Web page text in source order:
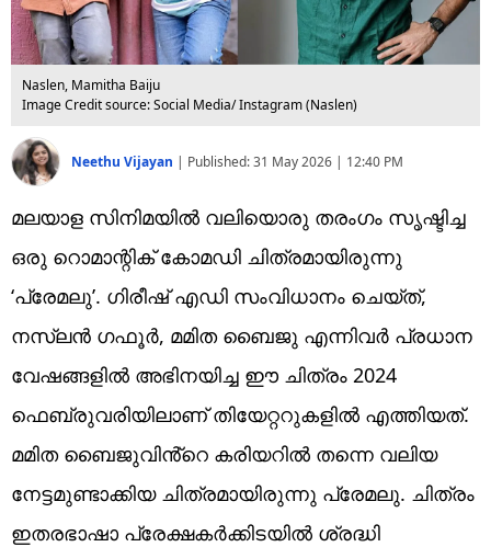
Naslen, Mamitha Baiju
Image Credit source: Social Media/ Instagram (Naslen)
Neethu Vijayan | Published:31 May 2026 | 12:40 PM
മലയാള സിനിമയിൽ വലിയൊരു തരംഗം സൃഷ്ടിച്ച
ഒരു റൊമാന്റിക് കോമഡി ചിത്രമായിരുന്നു
‘പ്രേമലു’. ഗിരീഷ് എഡി സംവിധാനം ചെയ്ത്,
നസ്‌ലൻ ഗഫൂർ, മമിത ബൈജു എന്നിവർ പ്രധാന
വേഷങ്ങളിൽ അഭിനയിച്ച ഈ ചിത്രം 2024
ഫെബ്രുവരിയിലാണ് തിയേറ്ററുകളിൽ എത്തിയത്.
മമിത ബൈജുവിൻ്റെ കരിയറിൽ തന്നെ വലിയ
നേട്ടമുണ്ടാക്കിയ ചിത്രമായിരുന്നു പ്രേമലു. ചിത്രം
ഇതരഭാഷാ പ്രേക്ഷകർക്കിടയിൽ ശ്രദ്ധി